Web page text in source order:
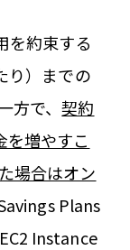
を約束する
り）までの
方で、契約
を増やすこ
場合はオン
Plans
Instance